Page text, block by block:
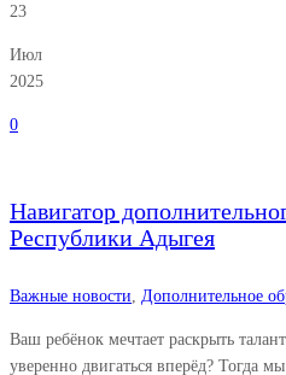
23
Июл
2025
0
Навигатор
Республики Адыгея
Важные новости Дополнительное
Ваш ребёнок мечтает раскрыть
уверенно двигаться вперёд? Тогда